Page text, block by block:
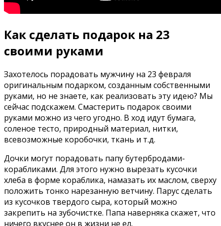
Как сделать подарок на 23
своими руками
Захотелось порадовать мужчину на 23 февраля
оригинальным подарком, созданным собственными
руками, но не знаете, как реализовать эту идею? Мы
сейчас подскажем. Смастерить подарок своими
руками можно из чего угодно. В ход идут бумага,
соленое тесто, природный материал, нитки,
всевозможные коробочки, ткань и т.д.
Дочки могут порадовать папу бутербродами-
корабликами. Для этого нужно вырезать кусочки
хлеба в форме кораблика, намазать их маслом, сверху
положить тонко нарезанную ветчину. Парус сделать
из кусочков твердого сыра, который можно
закрепить на зубочистке. Папа наверняка скажет, что
ничего вкуснее он в жизни не ел.